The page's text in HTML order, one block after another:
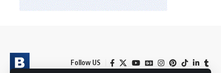
Follow US